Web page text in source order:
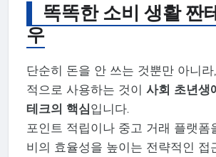
똑똑한 소비 생활 짠
우
단순히 돈을 안 쓰는 것뿐만 아니
적으로 사용하는 것이 사회 초년생
테크의 핵심입니다.
포인트 적립이나 중고 거래 플랫폼
비의 효율성을 높이는 전략적인 접